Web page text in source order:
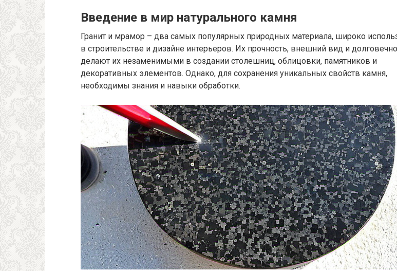
Введение в мир натурального камня
Гранит и мрамор – два самых популярных природных материала, широко
в строительстве и дизайне интерьеров. Их прочность, внешний вид и
делают их незаменимыми в создании столешниц, облицовки, памятников и
декоративных элементов. Однако, для сохранения уникальных свойств камня,
необходимы знания и навыки обработки.